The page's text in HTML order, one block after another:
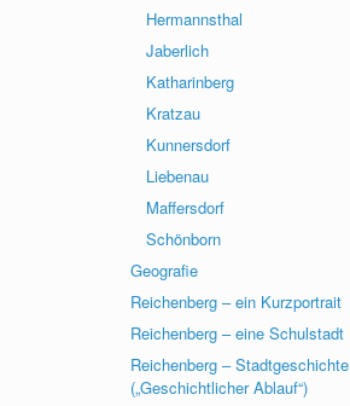
Hermannsthal
Jaberlich
Katharinberg
Kratzau
Kunnersdorf
Liebenau
Maffersdorf
Schönborn
Geografie
Reichenberg – ein Kurzportrait
Reichenberg – eine Schulstadt
Reichenberg – Stadtgeschichte
(„Geschichtlicher Ablauf“)